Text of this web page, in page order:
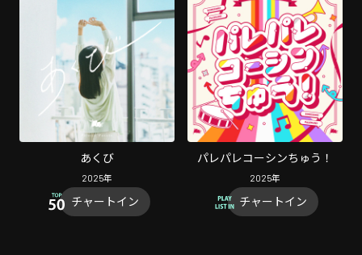
あくび
2025年
チャートイン
パレパレコーシンちゅう！
2025年
チャートイン